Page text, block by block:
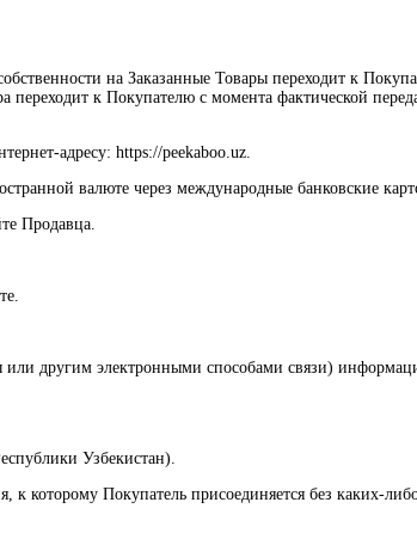
на Заказанные Товары переходит к
к Покупателю с момента фактической
адресу: https://peekaboo.uz.
валюте через международные банковские
Продавца.
или другим электронными способами связи)
Узбекистан).
которому Покупатель присоединяется без каких-